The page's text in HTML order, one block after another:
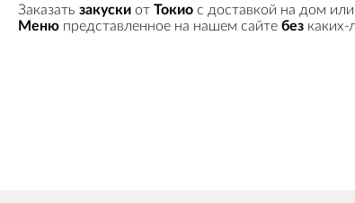
Заказатьзакуски отТокио с доставкой на дом
Меню представленное на нашем сайтебез каких-